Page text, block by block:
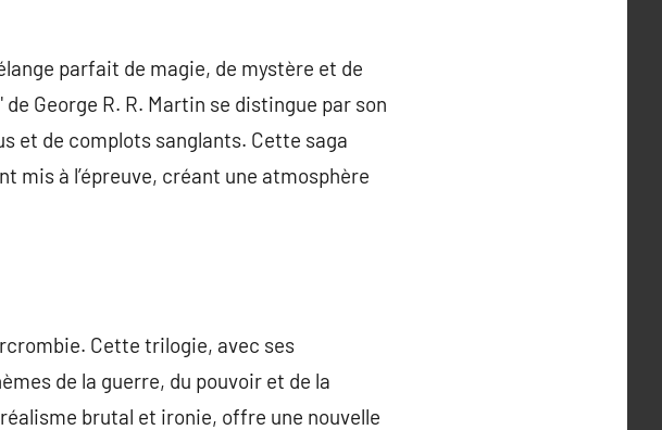
parfait de magie, de mystère et de
George R. R. Martin se distingue par son
et de complots sanglants. Cette saga
mis à l’épreuve, créant une atmosphère
Cette trilogie, avec ses
de la guerre, du pouvoir et de la
brutal et ironie, offre une nouvelle